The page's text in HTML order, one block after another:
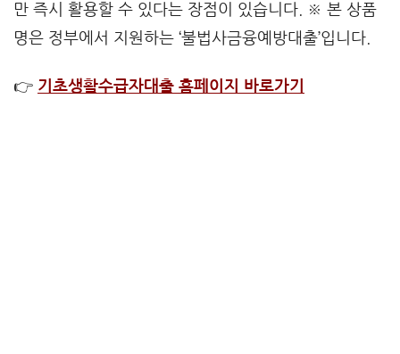
만 즉시 활용할 수 있다는 장점이 있습니다. ※ 본 상품
명은 정부에서 지원하는 ‘불법사금융예방대출’입니다.
👉 기초생활수급자대출 홈페이지 바로가기